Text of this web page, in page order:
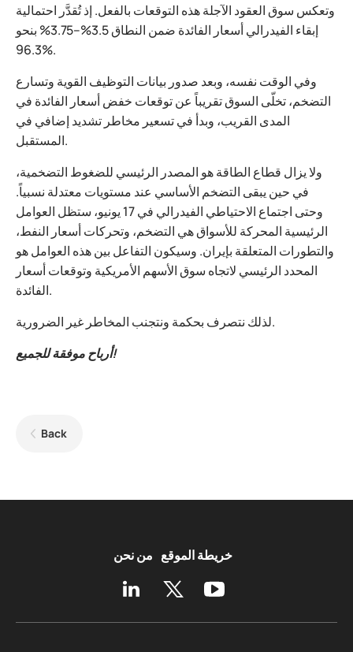
وتعكس سوق العقود الآجلة هذه التوقعات بالفعل. إذ تُقدَّر احتمالية
إبقاء الفيدرالي أسعار الفائدة ضمن النطاق 3.5%–3.75% بنحو
96.3%.
وفي الوقت نفسه، وبعد صدور بيانات التوظيف القوية وتسارع
التضخم، تخلّى السوق تقريباً عن توقعات خفض أسعار الفائدة في
المدى القريب، وبدأ في تسعير مخاطر تشديد إضافي في
المستقبل.
ولا يزال قطاع الطاقة هو المصدر الرئيسي للضغوط التضخمية،
في حين يبقى التضخم الأساسي عند مستويات معتدلة نسبياً.
وحتى اجتماع الاحتياطي الفيدرالي في 17 يونيو، ستظل العوامل
الرئيسية المحركة للأسواق هي التضخم، وتحركات أسعار النفط،
والتطورات المتعلقة بإيران. وسيكون التفاعل بين هذه العوامل هو
المحدد الرئيسي لاتجاه سوق الأسهم الأمريكية وتوقعات أسعار
الفائدة.
لذلك نتصرف بحكمة ونتجنب المخاطر غير الضرورية.
أرباح موفقة للجميع!
Back
من نحن خريطة الموقع